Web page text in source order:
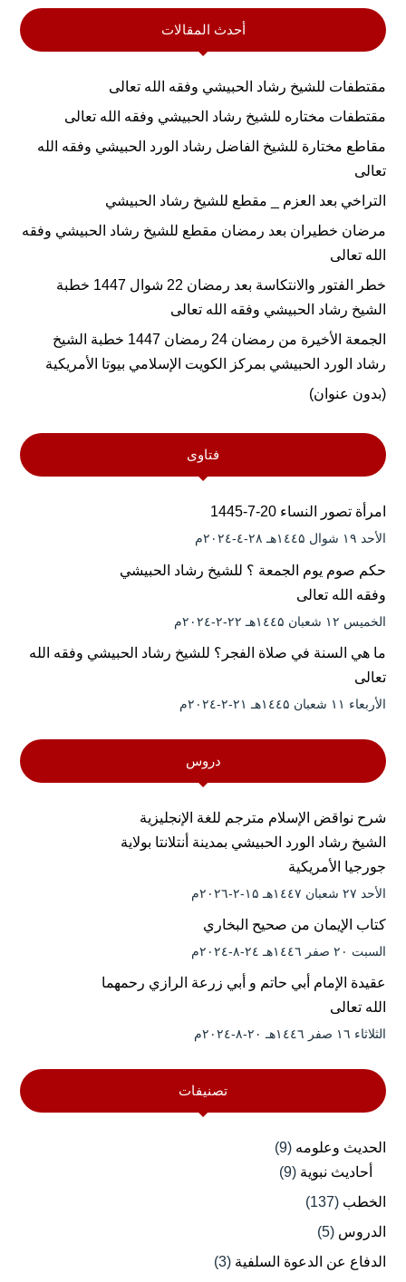
أحدث المقالات
مقتطفات للشيخ رشاد الحبيشي وفقه الله تعالى
مقتطفات مختاره للشيخ رشاد الحبيشي وفقه الله تعالى
مقاطع مختارة للشيخ الفاضل رشاد الورد الحبيشي وفقه الله
تعالى
التراخي بعد العزم _ مقطع للشيخ رشاد الحبيشي
مرضان خطيران بعد رمضان مقطع للشيخ رشاد الحبيشي وفقه
الله تعالى
خطر الفتور والانتكاسة بعد رمضان 22 شوال 1447 خطبة
الشيخ رشاد الحبيشي وفقه الله تعالى
الجمعة الأخيرة من رمضان 24 رمضان 1447 خطبة الشيخ
رشاد الورد الحبيشي بمركز الكويت الإسلامي بيوتا الأمريكية
(بدون عنوان)
فتاوى
امرأة تصور النساء 20-7-1445
الأحد ۱۹ شوال ۱٤٤۵هـ ۲۸-٤-۲۰۲٤م
حكم صوم يوم الجمعة ؟ للشيخ رشاد الحبيشي
وفقه الله تعالى
الخميس ۱۲ شعبان ۱٤٤۵هـ ۲۲-۲-۲۰۲٤م
ما هي السنة في صلاة الفجر؟ للشيخ رشاد الحبيشي وفقه الله
تعالى
الأربعاء ۱۱ شعبان ۱٤٤۵هـ ۲۱-۲-۲۰۲٤م
دروس
شرح نواقض الإسلام مترجم للغة الإنجليزية
الشيخ رشاد الورد الحبيشي بمدينة أنتلانتا بولاية
جورجيا الأمريكية
الأحد ۲۷ شعبان ۱٤٤۷هـ ۱۵-۲-۲۰۲٦م
كتاب الإيمان من صحيح البخاري
السبت ۲۰ صفر ۱٤٤٦هـ ۲٤-۸-۲۰۲٤م
عقيدة الإمام أبي حاتم و أبي زرعة الرازي رحمهما
الله تعالى
الثلاثاء ۱٦ صفر ۱٤٤٦هـ ۲۰-۸-۲۰۲٤م
تصنيفات
الحديث وعلومه (9)
أحاديث نبوية (9)
الخطب (137)
الدروس (5)
الدفاع عن الدعوة السلفية (3)